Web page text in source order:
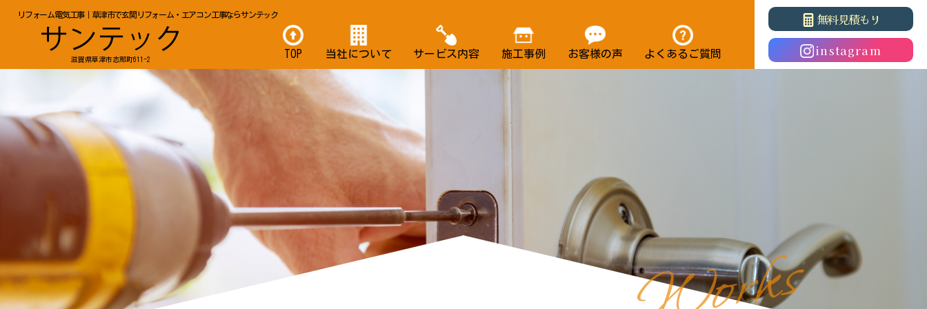
リフォーム電気工事｜草津市で玄関リフォーム・エアコン工事ならサンテック
滋賀県草津市志那町611-2 TOP 当社について サービス内容 施工事例 お客様の声 よくあるご質問
無料見積もり
instagram
orks